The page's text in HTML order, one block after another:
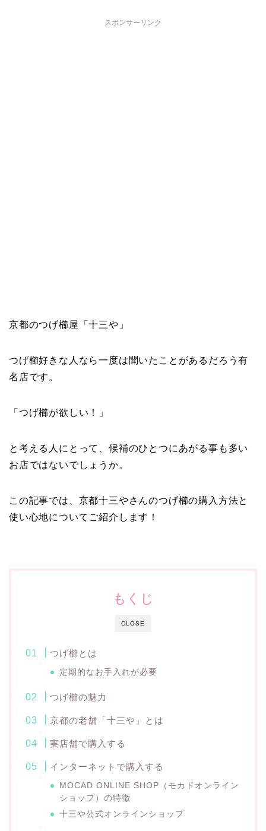
スポンサーリンク
京都のつげ櫛屋「十三や」
つげ櫛好きな人なら一度は聞いたことがあるだろう有
名店です。
「つげ櫛が欲しい！」
と考える人にとって、候補のひとつにあがる事も多い
お店ではないでしょうか。
この記事では、 京都十三やさんのつげ櫛の購入方法と
使い心地についてご紹介します！
CLOSE
もくじ
つげ櫛とは
定期的なお手入れが必要
つげ櫛の魅力
京都の老舗「十三や」とは
実店舗で購入する
インターネットで購入する
MOCAD ONLINE SHOP（モカドオンライン
ショップ）の特徴
十三や公式オンラインショップ